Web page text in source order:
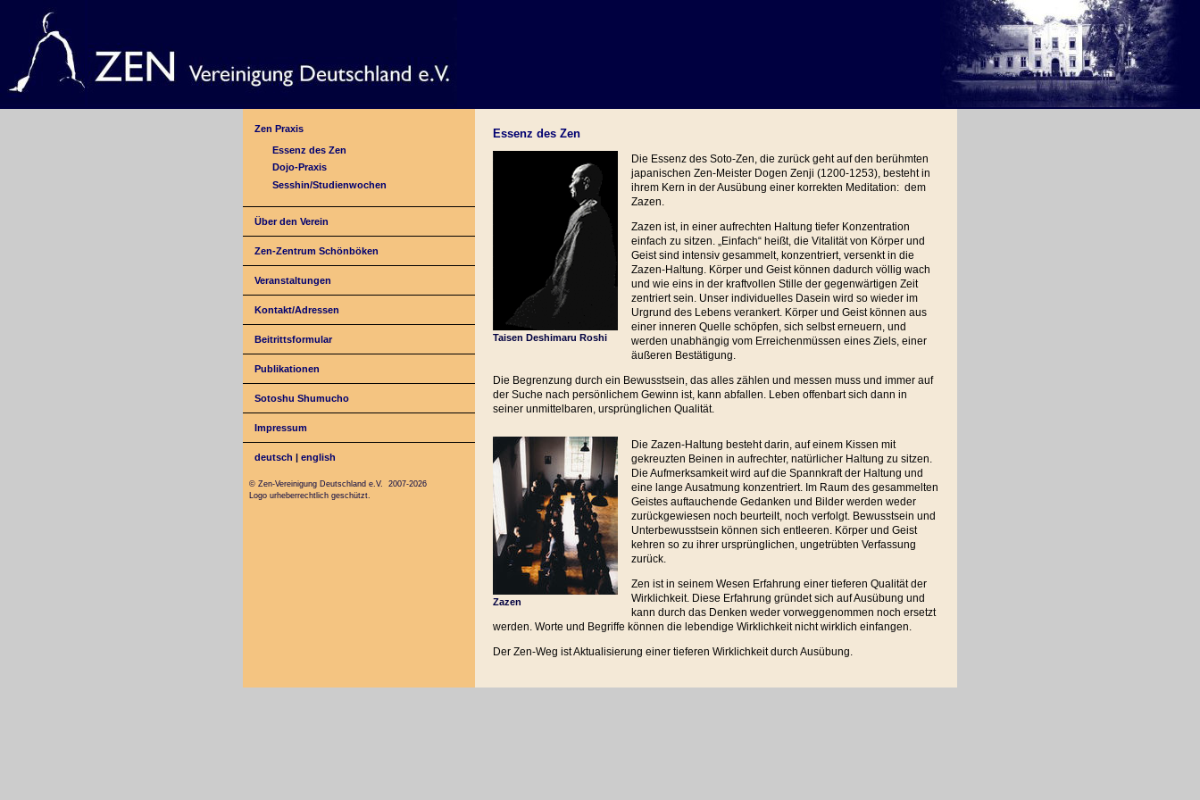
Zen Praxis
Essenz des Zen
Dojo-Praxis
Sesshin/Studienwochen
Über den Verein
Zen-Zentrum Schönböken
Veranstaltungen
Kontakt/Adressen
Beitrittsformular
Publikationen
Sotoshu Shumucho
Impressum
deutsch |english
Essenz des Zen
Taisen Deshimaru Roshi
Die Essenz des Soto-Zen, die zurück geht auf den berühmten
japanischen Zen-Meister Dogen Zenji (1200-1253), besteht in
ihrem Kern in der Ausübung einer korrekten Meditation: dem
Zazen.
Zazen ist, in einer aufrechten Haltung tiefer Konzentration
einfach zu sitzen. „Einfach“ heißt, die Vitalität von Körper und
Geist sind intensiv gesammelt, konzentriert, versenkt in die
Zazen-Haltung. Körper und Geist können dadurch völlig wach
und wie eins in der kraftvollen Stille der gegenwärtigen Zeit
zentriert sein. Unser individuelles Dasein wird so wieder im
Urgrund des Lebens verankert. Körper und Geist können aus
einer inneren Quelle schöpfen, sich selbst erneuern, und
werden unabhängig vom Erreichenmüssen eines Ziels, einer
äußeren Bestätigung.
Die Begrenzung durch ein Bewusstsein, das alles zählen und messen muss und immer auf
der Suche nach persönlichem Gewinn ist, kann abfallen. Leben offenbart sich dann in
seiner unmittelbaren, ursprünglichen Qualität.
Zazen
Die Zazen-Haltung besteht darin, auf einem Kissen mit
gekreuzten Beinen in aufrechter, natürlicher Haltung zu sitzen.
Die Aufmerksamkeit wird auf die Spannkraft der Haltung und
eine lange Ausatmung konzentriert. Im Raum des gesammelten
Geistes auftauchende Gedanken und Bilder werden weder
zurückgewiesen noch beurteilt, noch verfolgt. Bewusstsein und
Unterbewusstsein können sich entleeren. Körper und Geist
kehren so zu ihrer ursprünglichen, ungetrübten Verfassung
zurück.
Zen ist in seinem Wesen Erfahrung einer tieferen Qualität der
Wirklichkeit. Diese Erfahrung gründet sich auf Ausübung und
kann durch das Denken weder vorweggenommen noch ersetzt
werden. Worte und Begriffe können die lebendige Wirklichkeit nicht wirklich einfangen.
Der Zen-Weg ist Aktualisierung einer tieferen Wirklichkeit durch Ausübung.
© Zen-Vereinigung Deutschland e.V. 2007-2026
Logo urheberrechtlich geschützt.